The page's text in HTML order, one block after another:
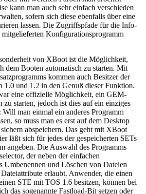
kann man auch sehr einfach verschieden
sofern sich diese ebenfalls über eine
lassen. Die Zugriffspfade für die Info-
mitgelieferten Konfigurationsprogramm
von XBoot ist die Möglichkeit,
dem Booten automatisch zu starten. Mit
kommen auch Besitzer der
1.0 und 1.2 in den Genuß dieser Funktion.
eine offizielle Möglichkeit, ein GEM-
zu starten, jedoch ist dies auf ein einziges
Will man einmal ein anderes Programm
so muss man es erst auf dem Desktop
abspeichern. Das geht mit XBoot
läßt sich für jedes der gespeicherten SETs
angeben. Die Auswahl des Programms
der neben der einfachen
Umbenennen und Löschen von Dateien
erlaubt. Anwender, die einen
STE mit TOS 1.6 besitzen, können bei
das sogenannte Fastload-Bit setzen oder